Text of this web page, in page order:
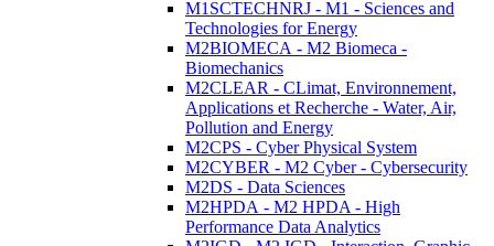
M1SCTECHNRJ - M1 - Sciences and
Technologies for Energy
M2BIOMECA - M2 Biomeca -
Biomechanics
M2CLEAR - CLimat, Environnement,
Applications et Recherche - Water, Air,
Pollution and Energy
M2CPS - Cyber Physical System
M2CYBER - M2 Cyber - Cybersecurity
M2DS - Data Sciences
M2HPDA - M2 HPDA - High
Performance Data Analytics